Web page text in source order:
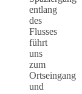
entlang
des
Flusses
führt
uns
zum
Ortseingang
und